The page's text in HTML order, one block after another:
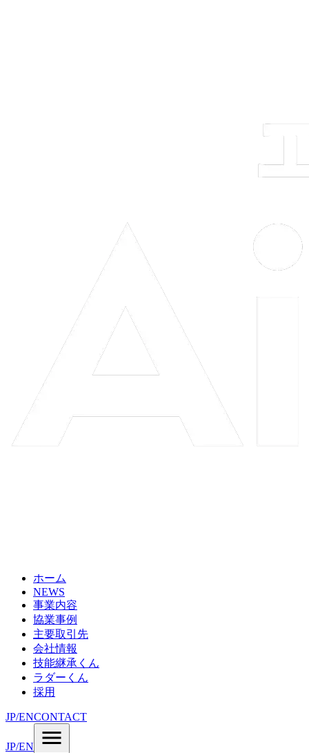
ホーム
NEWS
事業内容
協業事例
主要取引先
会社情報
技能継承くん
ラダーくん
採用
JP/ENCONTACT
JP/EN